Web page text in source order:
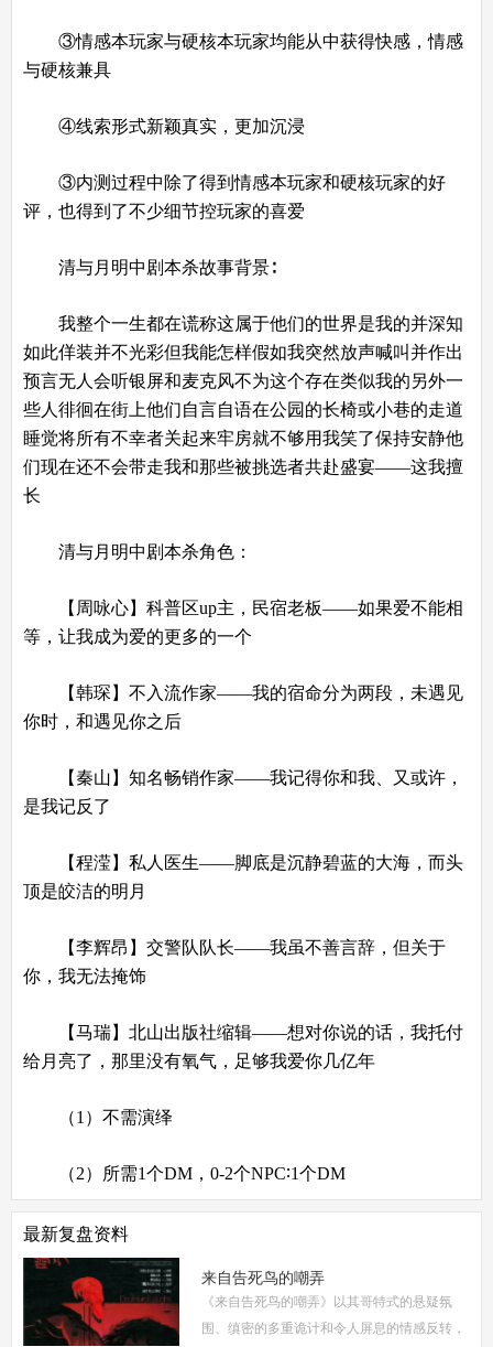
③情感本玩家与硬核本玩家均能从中获得快感，情感
与硬核兼具
④线索形式新颖真实，更加沉浸
③内测过程中除了得到情感本玩家和硬核玩家的好
评，也得到了不少细节控玩家的喜爱
清与月明中剧本杀故事背景∶
我整个一生都在谎称这属于他们的世界是我的并深知
如此佯装并不光彩但我能怎样假如我突然放声喊叫并作出
预言无人会听银屏和麦克风不为这个存在类似我的另外一
些人徘徊在街上他们自言自语在公园的长椅或小巷的走道
睡觉将所有不幸者关起来牢房就不够用我笑了保持安静他
们现在还不会带走我和那些被挑选者共赴盛宴——这我擅
长
清与月明中剧本杀角色：
【周咏心】科普区up主，民宿老板——如果爱不能相
等，让我成为爱的更多的一个
【韩琛】不入流作家——我的宿命分为两段，未遇见
你时，和遇见你之后
【秦山】知名畅销作家——我记得你和我、又或许，
是我记反了
【程滢】私人医生——脚底是沉静碧蓝的大海，而头
顶是皎洁的明月
【李辉昂】交警队队长——我虽不善言辞，但关于
你，我无法掩饰
【马瑞】北山出版社缩辑——想对你说的话，我托付
给月亮了，那里没有氧气，足够我爱你几亿年
（1）不需演绎
（2）所需1个DM，0-2个NPC∶1个DM
最新复盘资料
来自告死鸟的嘲弄
《来自告死鸟的嘲弄》以其哥特式的悬疑氛
围、缜密的多重诡计和令人屏息的情感反转，